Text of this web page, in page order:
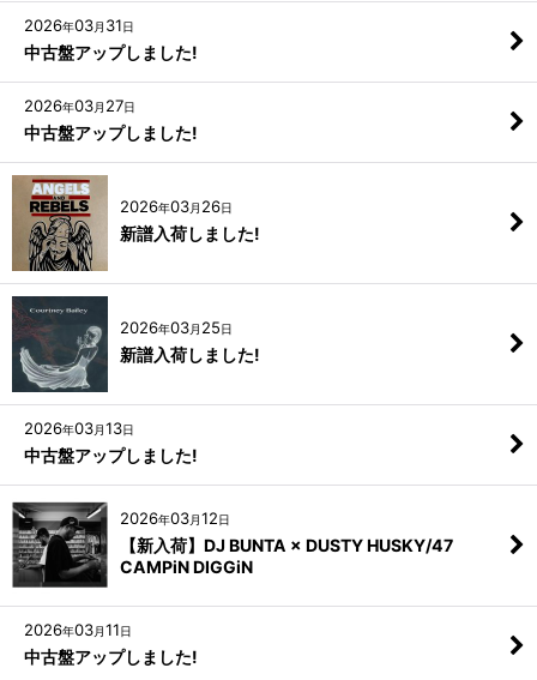
2026年03月 31日
中古盤アップしました!
2026年03月 27日
中古盤アップしました!
2026年03月 26日
新譜入荷しました!
2026年03月 25日
新譜入荷しました!
2026年03月13日
中古盤アップしました!
2026年03月12日
【新入荷】DJ BUNTA × DUSTY HUSKY/47
CAMPiN DIGGiN
2026年03月11日
中古盤アップしました!